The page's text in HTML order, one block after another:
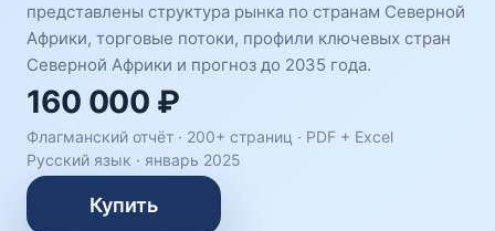
представлены структура рынка по странам Северной
Африки, торговые потоки, профили ключевых стран
Северной Африки и прогноз до 2035 года.
160 000 ₽
Флагманский отчёт · 200+ страниц · PDF + Excel
Русский язык · январь 2025
Купить